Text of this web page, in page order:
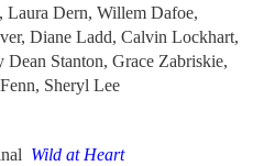
Laura Dern, Willem Dafoe,
Diane Ladd, Calvin Lockhart,
Stanton, Grace Zabriskie,
Sheryl Lee
Wild at Heart